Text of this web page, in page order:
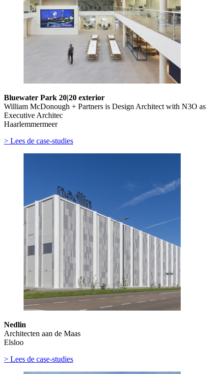
Bluewater Park 20|20 exterior
William McDonough + Partners is Design Architect with N3O as
Executive Architec
Haarlemmermeer
> Lees de case-studies
Nedlin
Architecten aan de Maas
Elsloo
> Lees de case-studies